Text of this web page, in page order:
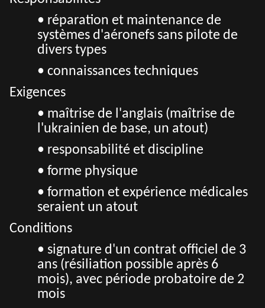
• réparation et maintenance de
systèmes d'aéronefs sans pilote de
divers types
• connaissances techniques
Exigences
• maîtrise de l'anglais (maîtrise de
l'ukrainien de base, un atout)
• responsabilité et discipline
• forme physique
• formation et expérience médicales
seraient un atout
Conditions
• signature d'un contrat officiel de 3
ans (résiliation possible après 6
mois), avec période probatoire de 2
mois